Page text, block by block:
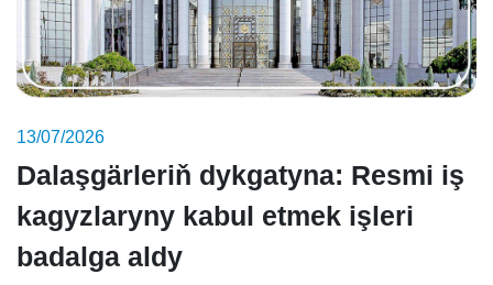
13/07/2026
Dalaşgärleriň dykgatyna: Resmi iş
kagyzlaryny kabul etmek işleri
badalga aldy